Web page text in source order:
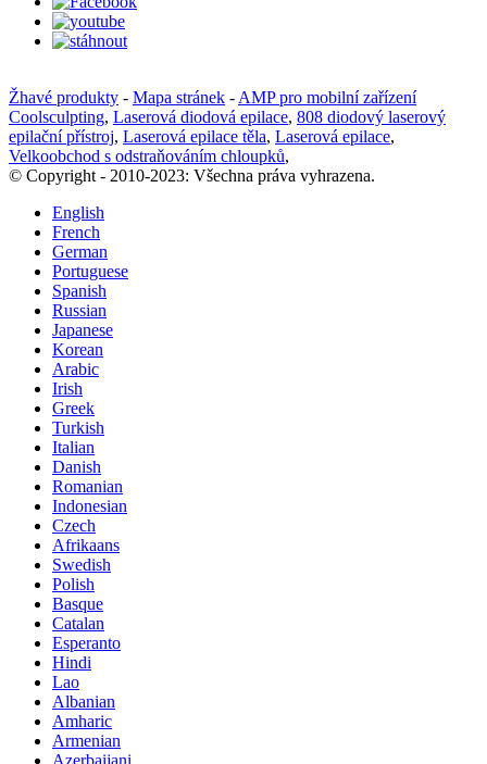
Žhavé produkty - Mapa stránek -AMP pro mobilní zařízení
Coolsculpting, Laserová diodová epilace, 808 diodový laserový
epilační přístroj, Laserová epilace těla, Laserová epilace,
Velkoobchod s odstraňováním chloupků,
© Copyright - 2010-2023: Všechna práva vyhrazena.
English
French
German
Portuguese
Spanish
Russian
Japanese
Korean
Arabic
Irish
Greek
Turkish
Italian
Danish
Romanian
Indonesian
Czech
Afrikaans
Swedish
Polish
Basque
Catalan
Esperanto
Hindi
Lao
Albanian
Amharic
Armenian